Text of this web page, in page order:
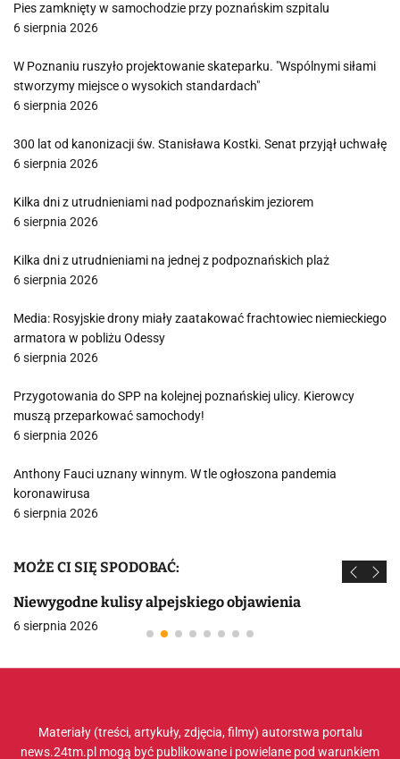
Pies zamknięty w samochodzie przy poznańskim szpitalu
6 sierpnia 2026
W Poznaniu ruszyło projektowanie skateparku. "Wspólnymi siłami
stworzymy miejsce o wysokich standardach"
6 sierpnia 2026
300 lat od kanonizacji św. Stanisława Kostki. Senat przyjął uchwałę
6 sierpnia 2026
Kilka dni z utrudnieniami nad podpoznańskim jeziorem
6 sierpnia 2026
Kilka dni z utrudnieniami na jednej z podpoznańskich plaż
6 sierpnia 2026
Media: Rosyjskie drony miały zaatakować frachtowiec niemieckiego
armatora w pobliżu Odessy
6 sierpnia 2026
Przygotowania do SPP na kolejnej poznańskiej ulicy. Kierowcy
muszą przeparkować samochody!
6 sierpnia 2026
Anthony Fauci uznany winnym. W tle ogłoszona pandemia
koronawirusa
6 sierpnia 2026
MOŻE CI SIĘ SPODOBAĆ:
Niewygodne kulisy alpejskiego objawienia
6 sierpnia 2026
Materiały (treści, artykuły, zdjęcia, filmy) autorstwa portalu
news.24tm.pl mogą być publikowane i powielane pod warunkiem